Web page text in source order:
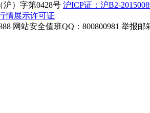
沪）字第0428号 沪ICP证：沪B2-
情展示许可证
网站安全值班QQ：800800981 举报邮